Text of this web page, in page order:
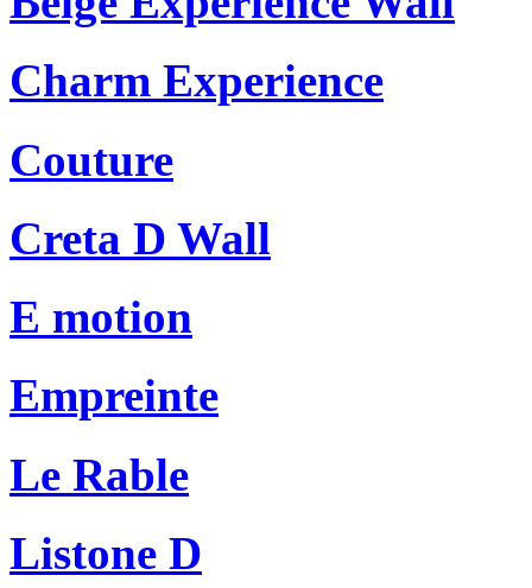
Charm Experience
Couture
Creta D Wall
E motion
Empreinte
Le Rable
Listone D